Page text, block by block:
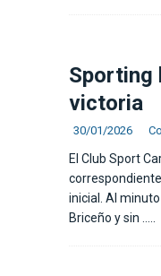
Sporting
victoria
30/01/2026
El Club Sport
inicial. Al
Briceño y sin